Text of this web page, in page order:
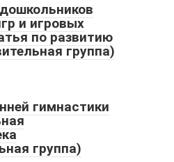
и игровых
по развитию
группа)
гимнастики
группа)